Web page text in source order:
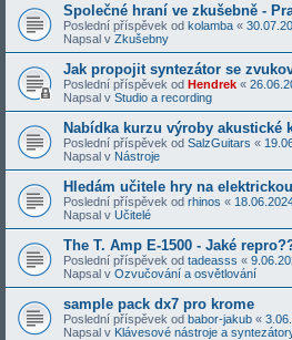
Společné hraní ve zkušebně -
Poslední příspěvek od kolamba «
Napsal v Zkušebny
Jak propojit syntezátor se
Poslední příspěvek od Hendrek «
Napsal v Studio a recording
Nabídka kurzu výroby akustické
Poslední příspěvek od SalzGuitars «
Napsal v Nástroje
Hledám učitele hry na
Poslední příspěvek od rhinos «
Napsal v Učitelé
The T. Amp E-1500 - Jaké
Poslední příspěvek od tadeasss «
Napsal v Ozvučování a osvětlování
sample pack dx7 pro krome
Poslední příspěvek od babor-jakub «
Napsal v Klávesové nástroje a